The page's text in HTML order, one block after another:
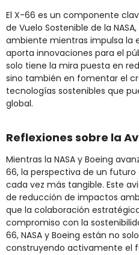
El X-66 es un componente
de Vuelo Sostenible de la
ambiente mientras impulsa la
aporta innovaciones para el
solo tiene la mira puesta en
sino también en fomentar el
tecnologías sostenibles que
global​.
Reflexiones sobre la
Mientras la NASA y Boeing
66, la perspectiva de un
cada vez más tangible. Este
de reducción de impactos
que la colaboración
compromiso con la
66, NASA y Boeing están no
construyendo activamente el